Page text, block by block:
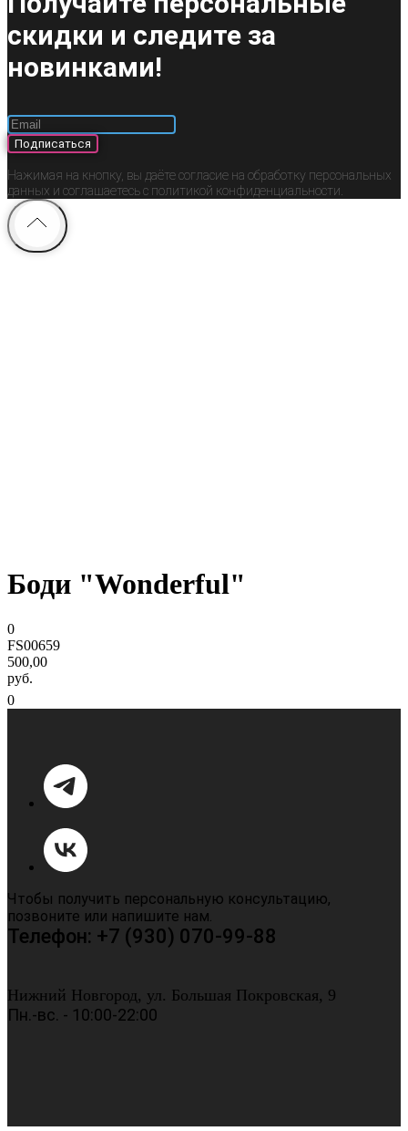
скидки и следите за
новинками!
Подписаться
Нажимая на кнопку, вы даёте согласие на обработку персональных
данных и соглашаетесь c политикой конфиденциальности.
Боди "Wonderful"
0
FS00659
500,00
руб.
0
Чтобы получить персональную консультацию,
позвоните или напишите нам.
Телефон: +7 (930) 070-99-88
Нижний Новгород, ул. Большая Покровская, 9
Пн.-вс. - 10:00-22:00